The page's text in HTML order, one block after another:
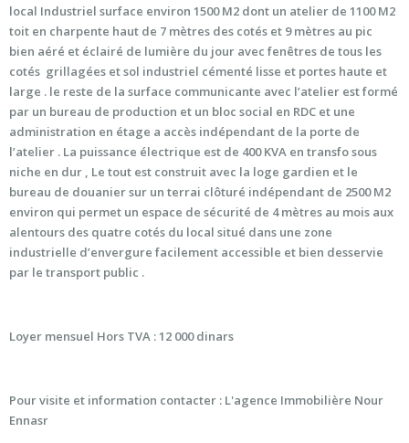
local Industriel surface environ 1500 M2 dont un atelier de 1100 M2
toit en charpente haut de 7 mètres des cotés et 9 mètres au pic
bien aéré et éclairé de lumière du jour avec fenêtres de tous les
cotés grillagées et sol industriel cémenté lisse et portes haute et
large . le reste de la surface communicante avec l’atelier est formé
par un bureau de production et un bloc social en RDC et une
administration en étage a accès indépendant de la porte de
l’atelier . La puissance électrique est de 400 KVA en transfo sous
niche en dur , Le tout est construit avec la loge gardien et le
bureau de douanier sur un terrai clôturé indépendant de 2500 M2
environ qui permet un espace de sécurité de 4 mètres au mois aux
alentours des quatre cotés du local situé dans une zone
industrielle d’envergure facilement accessible et bien desservie
par le transport public .
Loyer mensuel Hors TVA : 12 000 dinars
Pour visite et information contacter : L'agence Immobilière Nour
Ennasr